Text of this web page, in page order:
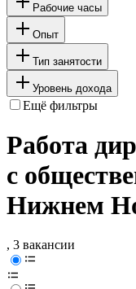
Рабочие часы
Опыт
Тип занятости
Уровень дохода
Ещё фильтры
Работа
с
Нижнем
, 3 вакансии